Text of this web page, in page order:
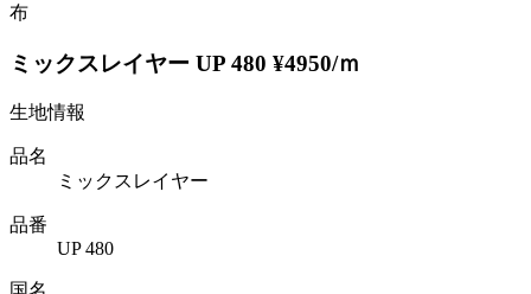
布
ミックスレイヤー UP 480 ¥4950/ｍ
生地情報
品名
ミックスレイヤー
品番
UP 480